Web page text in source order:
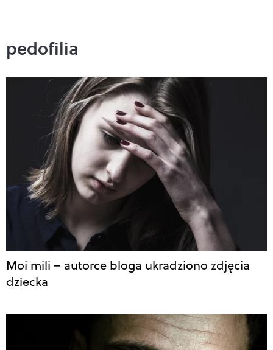
pedofilia
Moi mili – autorce bloga ukradziono zdjęcia
dziecka